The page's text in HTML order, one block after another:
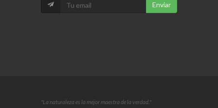
Enviar
"La naturaleza es la mejor maestra de la verdad."